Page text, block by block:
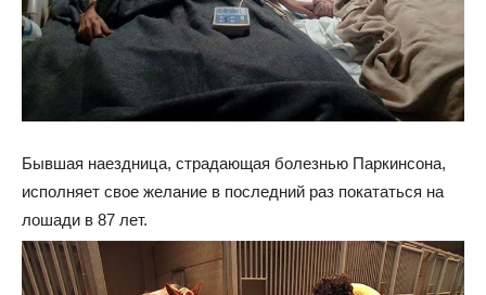
Бывшая наездница, страдающая болезнью Паркинсона,
исполняет свое желание в последний раз покататься на
лошади в 87 лет.